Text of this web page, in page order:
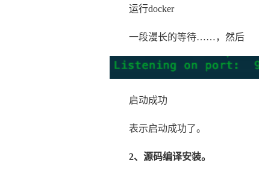
运行docker
一段漫长的等待……，然后
启动成功
表示启动成功了。
2、源码编译安装。